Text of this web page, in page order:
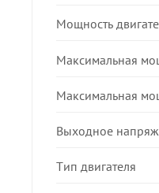
Мощность
Максимальная
Максимальная
Выходное
Тип двигателя